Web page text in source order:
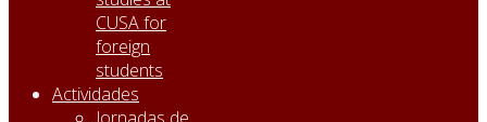
CUSA for
foreign
students
Actividades